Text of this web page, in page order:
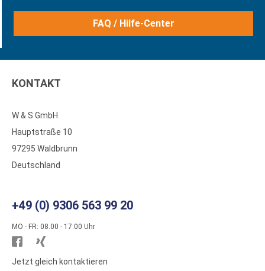
FAQ / Hilfe-Center
KONTAKT
W & S GmbH
Hauptstraße 10
97295 Waldbrunn
Deutschland
+49 (0) 9306 563 99 20
MO - FR: 08.00 - 17.00 Uhr
Besuchen
Sie
Sie
Jetzt gleich kontaktieren